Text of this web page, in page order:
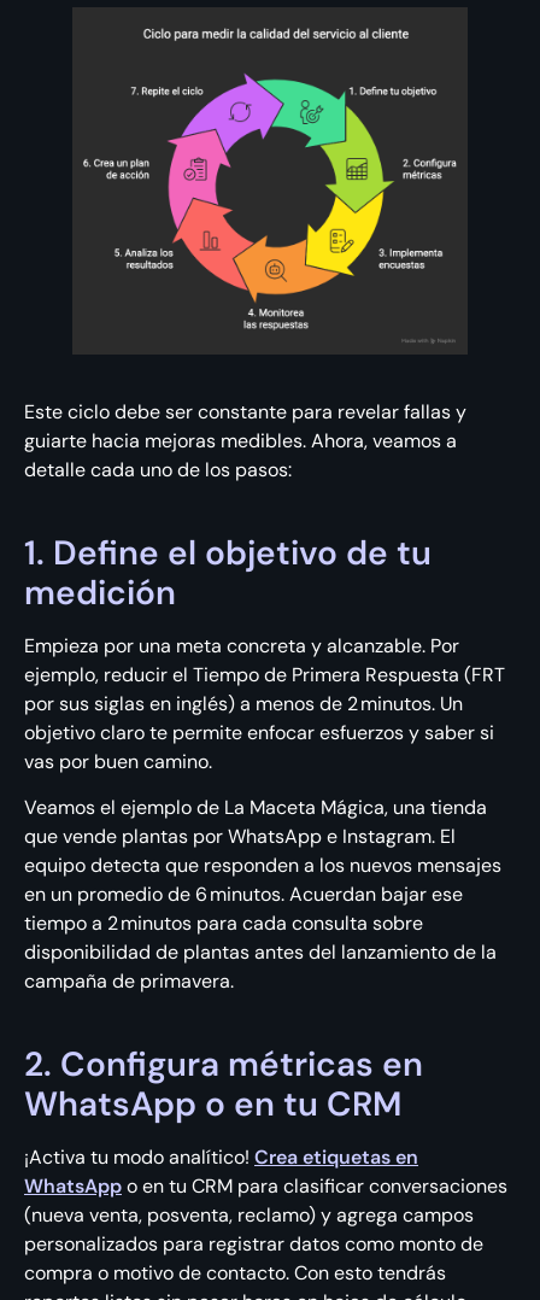
Este ciclo debe ser constante para revelar fallas y
guiarte hacia mejoras medibles. Ahora, veamos a
detalle cada uno de los pasos:
1. Define el objetivo de tu
medición
Empieza por una meta concreta y alcanzable. Por
ejemplo, reducir el Tiempo de Primera Respuesta (FRT
por sus siglas en inglés) a menos de 2 minutos. Un
objetivo claro te permite enfocar esfuerzos y saber si
vas por buen camino.
Veamos el ejemplo de La Maceta Mágica, una tienda
que vende plantas por WhatsApp e Instagram. El
equipo detecta que responden a los nuevos mensajes
en un promedio de 6 minutos. Acuerdan bajar ese
tiempo a 2 minutos para cada consulta sobre
disponibilidad de plantas antes del lanzamiento de la
campaña de primavera.
2. Configura métricas en
WhatsApp o en tu CRM
¡Activa tu modo analítico! Crea etiquetas en
WhatsAppo en tu CRM para clasificar conversaciones
(nueva venta, posventa, reclamo) y agrega campos
personalizados para registrar datos como monto de
compra o motivo de contacto. Con esto tendrás